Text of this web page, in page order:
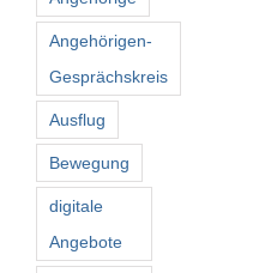
Angehörigen-
Gesprächskreis
Ausflug
Bewegung
digitale
Angebote